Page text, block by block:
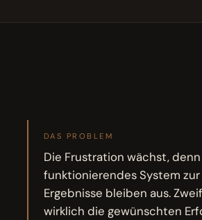
DAS PROBLEM
Die Frustration wächst,
funktionierendes System
Ergebnisse bleiben aus.
wirklich die gewünschten